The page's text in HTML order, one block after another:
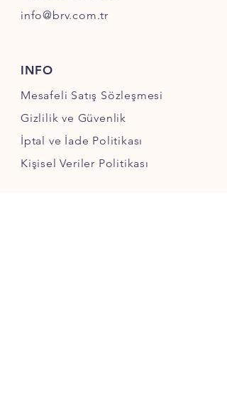
info@brv.com.tr
INFO
Mesafeli Satış Sözleşmesi
Gizlilik ve Güvenlik
İptal ve İade Politikası
Kişisel Veriler Politikası